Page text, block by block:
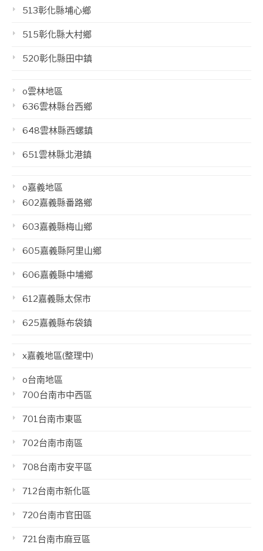
513彰化縣埔心鄉
515彰化縣大村鄉
520彰化縣田中鎮
o雲林地區
636雲林縣台西鄉
648雲林縣西螺鎮
651雲林縣北港鎮
o嘉義地區
602嘉義縣番路鄉
603嘉義縣梅山鄉
605嘉義縣阿里山鄉
606嘉義縣中埔鄉
612嘉義縣太保市
625嘉義縣布袋鎮
x嘉義地區(整理中)
o台南地區
700台南市中西區
701台南市東區
702台南市南區
708台南市安平區
712台南市新化區
720台南市官田區
721台南市麻豆區